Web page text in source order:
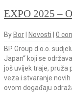
EXPO 2025 –
ByBor| Novosti | 0
BP Group d.o.o.
Japan“ koji se
još uvijek traje, pruža
veza i stvaranje
ovom događaju